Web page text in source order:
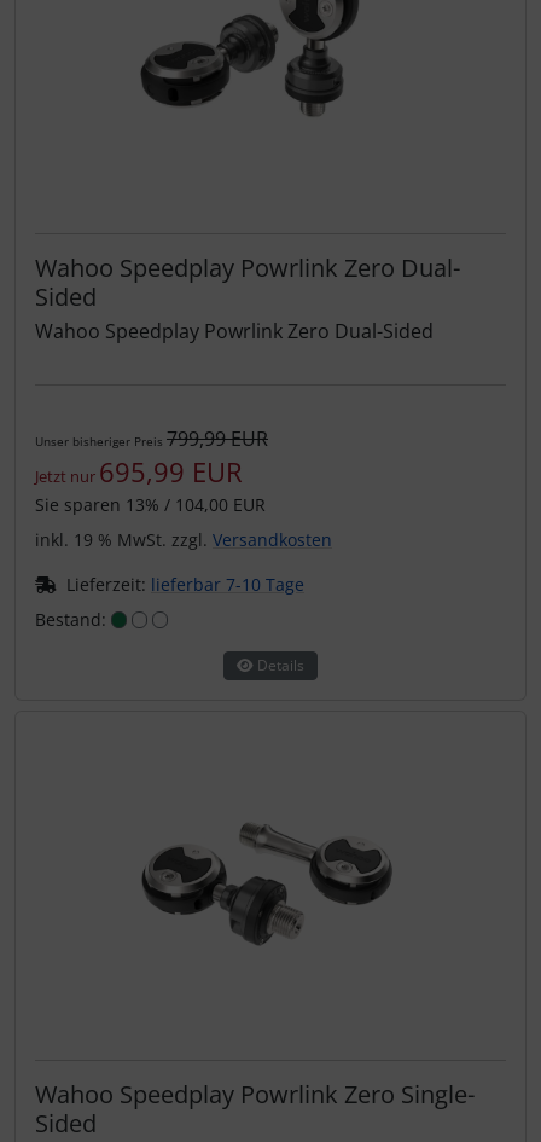
Wahoo Speedplay Powrlink Zero Dual-
Sided
Wahoo Speedplay Powrlink Zero Dual-Sided
Unser bisheriger Preis 799,99 EUR
Jetzt nur 695,99 EUR
Sie sparen 13% / 104,00 EUR
inkl. 19 % MwSt. zzgl. Versandkosten
Lieferzeit: lieferbar 7-10 Tage
Bestand:
Details
Wahoo Speedplay Powrlink Zero Single-
Sided